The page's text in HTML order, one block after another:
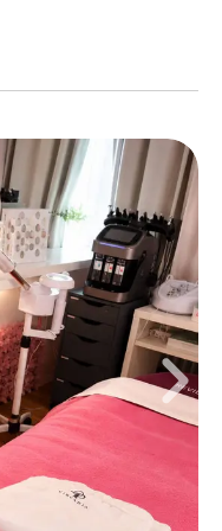
vereint
Friseurkunst -
Tochter-Team,
täglich lebt. In